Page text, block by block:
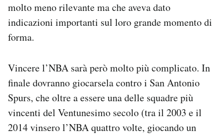
molto meno rilevante ma che aveva dato
indicazioni importanti sul loro grande momento di
forma.
Vincere l’NBA sarà però molto più complicato. In
finale dovranno giocarsela contro i San Antonio
Spurs, che oltre a essere una delle squadre più
vincenti del Ventunesimo secolo (tra il 2003 e il
2014 vinsero l’NBA quattro volte, giocando un